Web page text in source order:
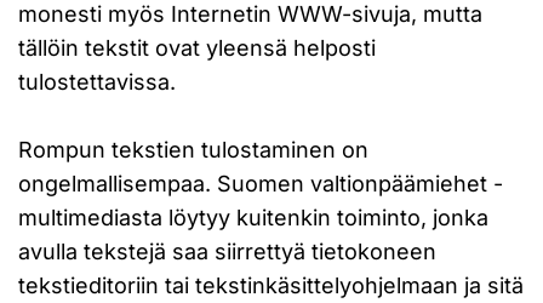
monesti myös Internetin WWW-sivuja, mutta
tällöin tekstit ovat yleensä helposti
tulostettavissa.
Rompun tekstien tulostaminen on
ongelmallisempaa. Suomen valtionpäämiehet -
multimediasta löytyy kuitenkin toiminto, jonka
avulla tekstejä saa siirrettyä tietokoneen
tekstieditoriin tai tekstinkäsittelyohjelmaan ja sitä